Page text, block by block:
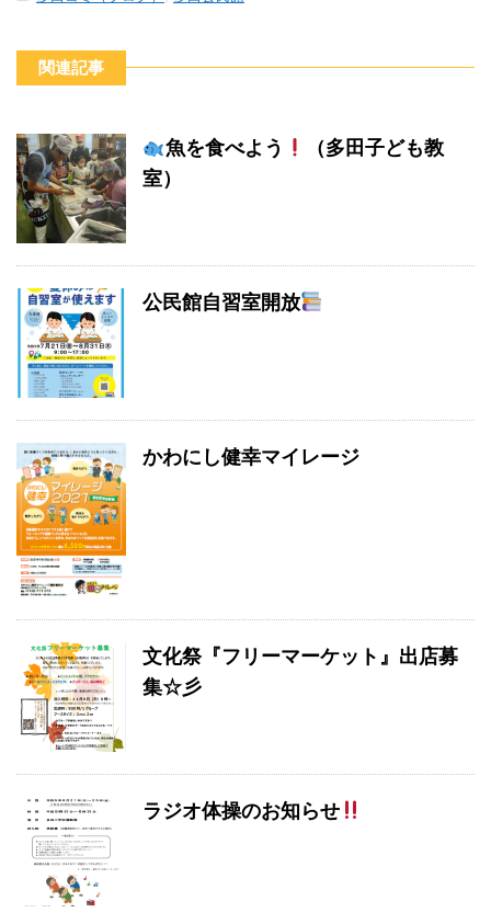
関連記事
魚を食べよう
（多田子ども教
室）
公民館自習室開放
かわにし健幸マイレージ
文化祭『フリーマーケット』出店募
集☆彡
ラジオ体操のお知らせ